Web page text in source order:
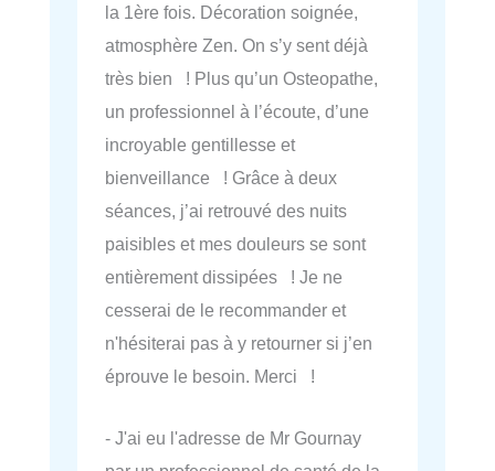
la 1ère fois. Décoration soignée,
atmosphère Zen. On s’y sent déjà
très bien ! Plus qu’un Osteopathe,
un professionnel à l’écoute, d’une
incroyable gentillesse et
bienveillance ! Grâce à deux
séances, j’ai retrouvé des nuits
paisibles et mes douleurs se sont
entièrement dissipées ! Je ne
cesserai de le recommander et
n'hésiterai pas à y retourner si j’en
éprouve le besoin. Merci !
- J'ai eu l'adresse de Mr Gournay